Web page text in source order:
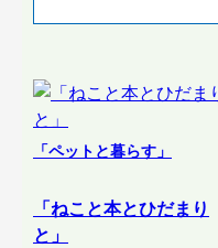
「ペットと暮らす」
「ねこと本とひだまり
と」